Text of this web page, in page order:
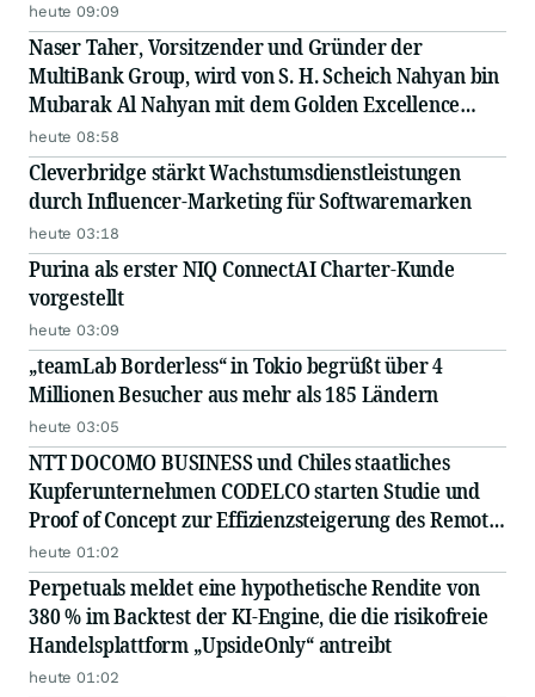
heute 09:09
Naser Taher, Vorsitzender und Gründer der
MultiBank Group, wird von S. H. Scheich Nahyan bin
Mubarak Al Nahyan mit dem Golden Excellence
Award für herausragende Leistungen in den
Bereichen FinTech, digitale Vermögenswerte und
Blockchain ausgezeichnet
heute 08:58
Cleverbridge stärkt Wachstumsdienstleistungen
durch Influencer-Marketing für Softwaremarken
heute 03:18
Purina als erster NIQ ConnectAI Charter-Kunde
vorgestellt
heute 03:09
„teamLab Borderless“ in Tokio begrüßt über 4
Millionen Besucher aus mehr als 185 Ländern
heute 03:05
NTT DOCOMO BUSINESS und Chiles staatliches
Kupferunternehmen CODELCO starten Studie und
Proof of Concept zur Effizienzsteigerung des Remote-
Betriebs von Kupferminen mittels IOWN APN
heute 01:02
Perpetuals meldet eine hypothetische Rendite von
380 % im Backtest der KI-Engine, die die risikofreie
Handelsplattform „UpsideOnly“ antreibt
heute 01:02